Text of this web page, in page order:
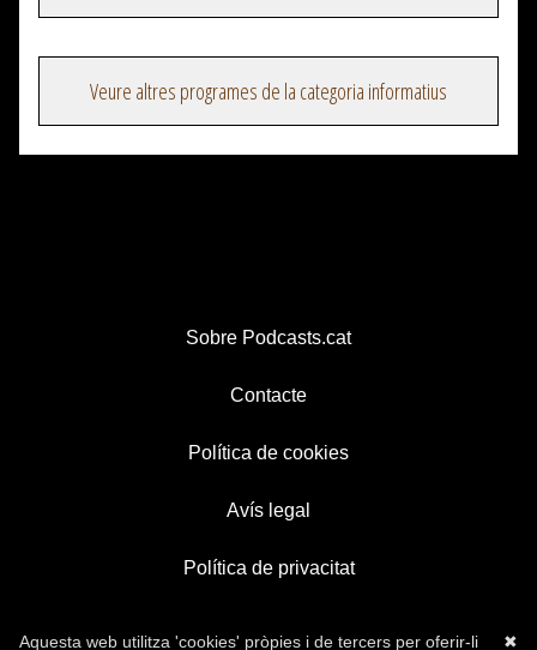
Veure altres programes de la categoria informatius
Sobre Podcasts.cat
Contacte
Política de cookies
Avís legal
Política de privacitat
✖
Aquesta web utilitza 'cookies' pròpies i de tercers per oferir-li